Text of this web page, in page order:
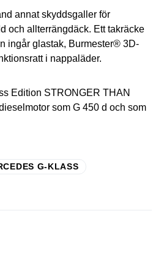
annat skyddsgaller för
och allterrängdäck. Ett takräcke
ingår glastak, Burmester® 3D-
i nappaläder.
Edition STRONGER THAN
som G 450 d och som
G-KLASS